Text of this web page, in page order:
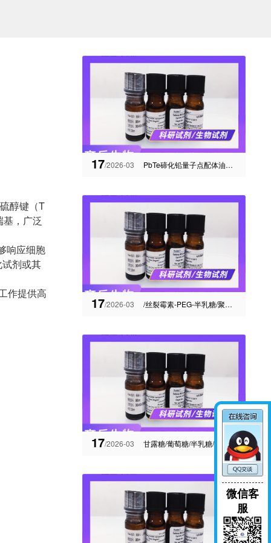
醇键（T
，广泛
响应细胞
剂或其
作提供高
17/2026-03 PbTe碲化铅量子点配体油酸近红外区650-900nm的量子点
17/2026-03 /丝裂霉素-PEG-半乳糖/聚乳酸/壳聚糖/蛋白修饰偶联前体科研
17/2026-03 甘露糖/葡萄糖/半乳糖/聚壳聚糖修饰四（4-羧基苯基）锰（I）卟啉
微信客
服